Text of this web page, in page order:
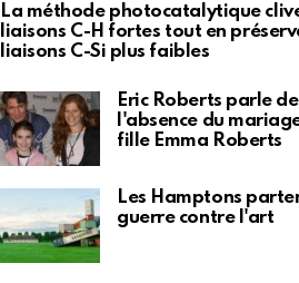
La méthode photocatalytique
liaisons C-H fortes tout en
liaisons C-Si plus faibles
Eric Roberts parle de
l'absence du
fille Emma Roberts
Les Hamptons
guerre contre l'art